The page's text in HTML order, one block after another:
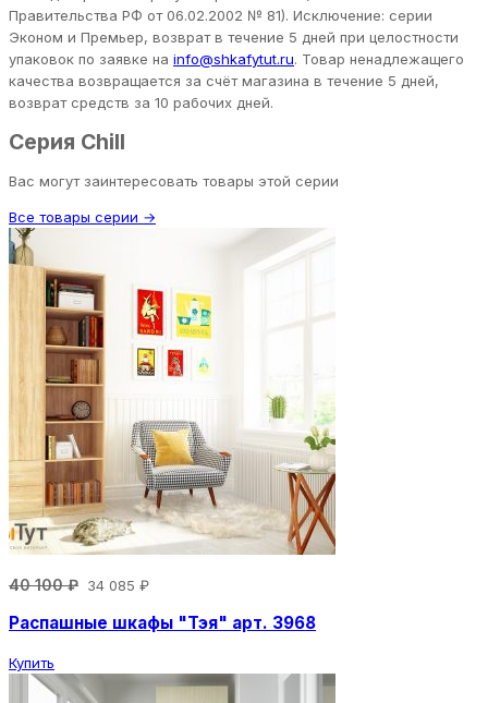
Правительства РФ от 06.02.2002 № 81). Исключение: серии
Эконом и Премьер, возврат в течение 5 дней при целостности
упаковок по заявке на info@shkafytut.ru. Товар ненадлежащего
качества возвращается за счёт магазина в течение 5 дней,
возврат средств за 10 рабочих дней.
Серия Chill
Вас могут заинтересовать товары этой серии
Все товары серии →
40 100 ₽ 34 085 ₽
Распашные шкафы "Тэя" арт. 3968
Купить